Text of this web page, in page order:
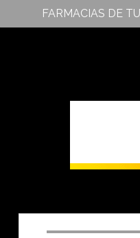
FARMACIAS DE